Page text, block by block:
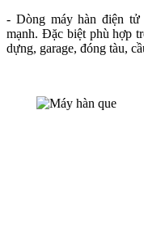
- Dòng máy hàn điện tử
mạnh. Đặc biệt phù hợp
dựng, garage, đóng tàu,